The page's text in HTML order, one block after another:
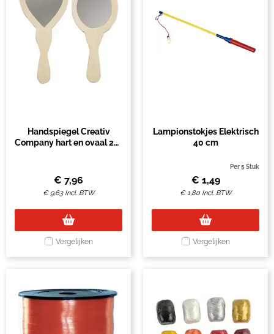
Handspiegel Creativ
Company hart en ovaal 23-
€ 7,96
€ 9,63 Incl. BTW
Vergelijken
Lampionstokjes Elektrisch
40 cm
Per 5 Stuk
€ 1,49
€1,80 Incl. BTW
Vergelijken